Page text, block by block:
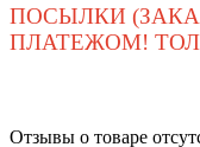
ПОСЫЛКИ
ПЛАТЕЖОМ!
Отзывы о товаре